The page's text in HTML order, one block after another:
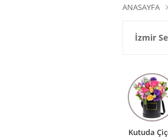
ANASAYFA
İzmir
Kutuda